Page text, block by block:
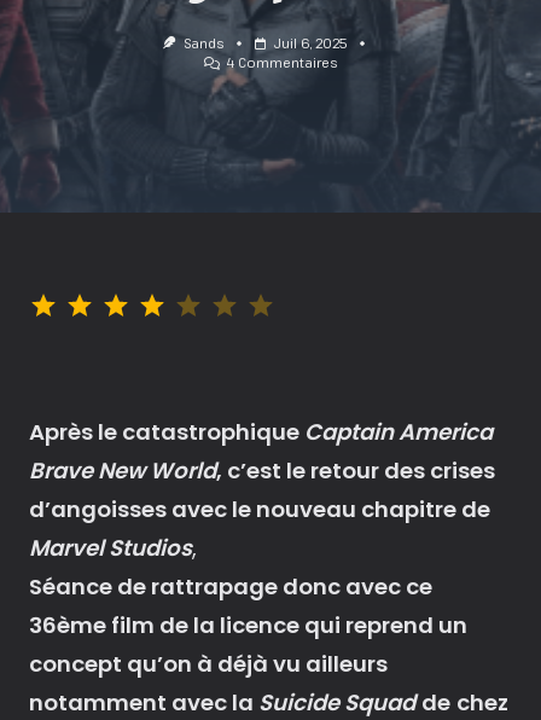
Sands
Juil 6, 2025
4 CommentairesSur
De
Après le catastrophique Captain America
Brave New World, c’est le retour des crises
d’angoisses avec le nouveau chapitre de
Marvel Studios,
Séance de rattrapage donc avec ce
36ème film de la licence qui reprend un
concept qu’on à déjà vu ailleurs
notamment avec la Suicide Squad de chez